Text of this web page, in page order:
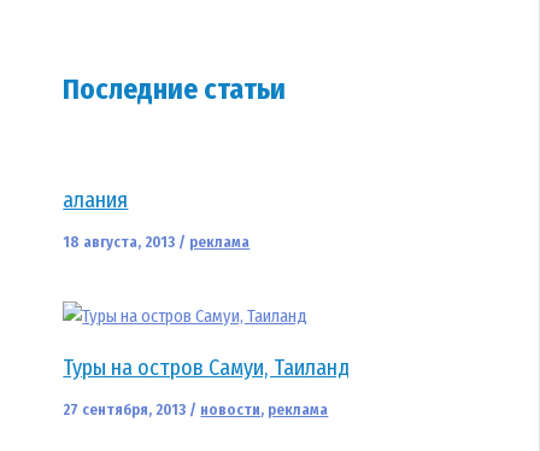
Последние статьи
алания
18 августа, 2013 / реклама
Туры на остров Самуи, Таиланд
27 сентября, 2013 / новости, реклама